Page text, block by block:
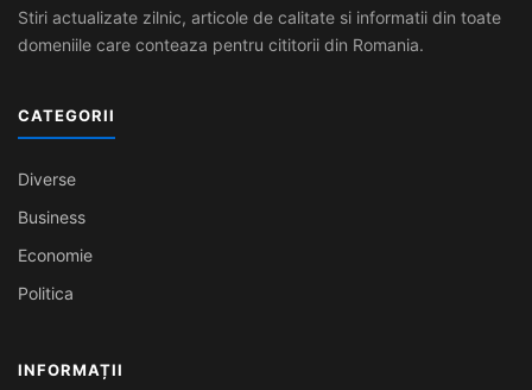
Stiri actualizate zilnic, articole de calitate si informatii din toate
domeniile care conteaza pentru cititorii din Romania.
CATEGORII
Diverse
Business
Economie
Politica
INFORMAȚII